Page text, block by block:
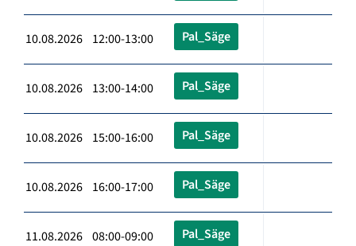
10.08.2026 12:00-13:00 Pal_Säge
10.08.2026 13:00-14:00 Pal_Säge
10.08.2026 15:00-16:00 Pal_Säge
10.08.2026 16:00-17:00 Pal_Säge
11.08.2026 08:00-09:00 Pal_Säge